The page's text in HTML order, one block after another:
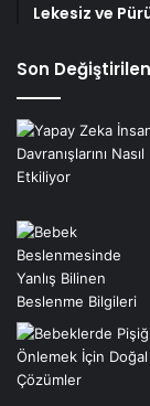
Lekesiz ve
Son